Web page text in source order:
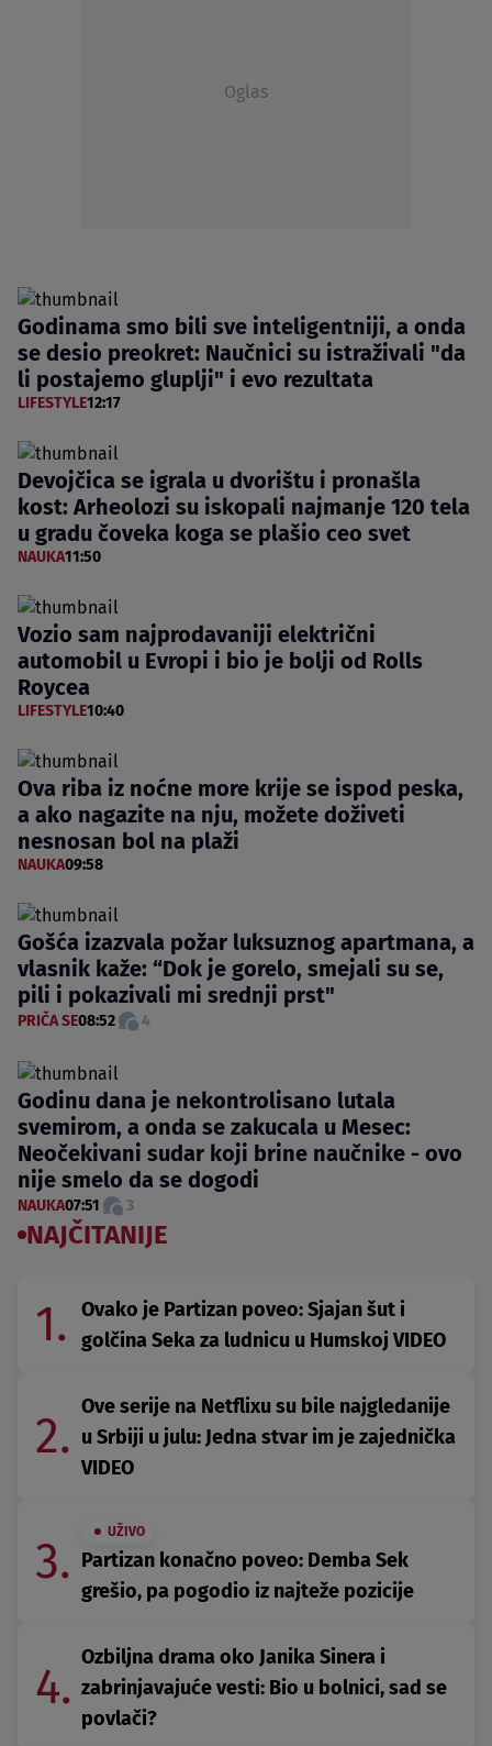
Oglas
Godinama smo bili sve inteligentniji, a onda
se desio preokret: Naučnici su istraživali "da
li postajemo gluplji" i evo rezultata
LIFESTYLE12:17
Devojčica se igrala u dvorištu i pronašla
kost: Arheolozi su iskopali najmanje 120 tela
u gradu čoveka koga se plašio ceo svet
NAUKA11:50
Vozio sam najprodavaniji električni
automobil u Evropi i bio je bolji od Rolls
Roycea
LIFESTYLE10:40
Ova riba iz noćne more krije se ispod peska,
a ako nagazite na nju, možete doživeti
nesnosan bol na plaži
NAUKA09:58
Gošća izazvala požar luksuznog apartmana, a
vlasnik kaže: “Dok je gorelo, smejali su se,
pili i pokazivali mi srednji prst"
PRIČA SE08:52 4
Godinu dana je nekontrolisano lutala
svemirom, a onda se zakucala u Mesec:
Neočekivani sudar koji brine naučnike - ovo
nije smelo da se dogodi
NAUKA07:51 3
NAJČITANIJE
1.
Ovako je Partizan poveo: Sjajan šut i
golčina Seka za ludnicu u Humskoj VIDEO
2.
Ove serije na Netflixu su bile najgledanije
u Srbiji u julu: Jedna stvar im je zajednička
VIDEO
3.
UŽIVO
Partizan konačno poveo: Demba Sek
grešio, pa pogodio iz najteže pozicije
4.
Ozbiljna drama oko Janika Sinera i
zabrinjavajuće vesti: Bio u bolnici, sad se
povlači?